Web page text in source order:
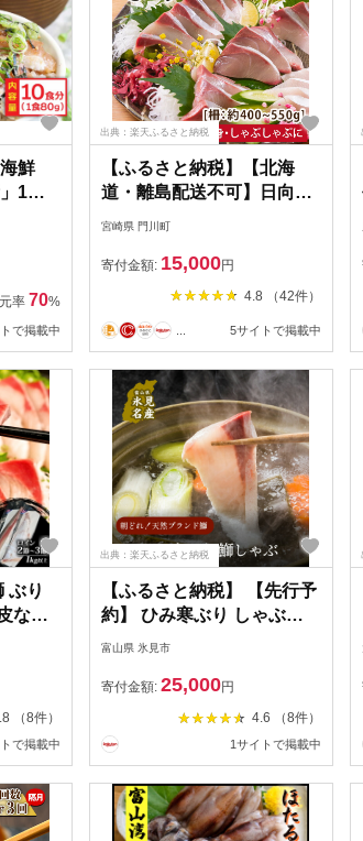
鮮
1食
食べ
出荷
保存
海鮮
率 70%
で掲載中
出典：楽天ふるさと納税
【ふるさと納税】【北海
道・離島配送不可】日向灘
ぶりのお刺身(約400～
鰤 ぶり柵 刺身 しゃぶしゃ
ぶ 冷蔵 宮崎県 門川町【UZ-
宮崎県 門川町
寄付金額: 15,000円
4.8 （42件）
5サイトで掲載中
ぶり
なし
りカ
ロ
刺し
海鮮
（8件）
で掲載中
出典：楽天ふるさと納税
【ふるさと納税】 【先行予
約】 ひみ寒ぶり しゃぶし
ゃぶ用 ※配送地域限定 期
魚介類 寒ぶり ぶり ブリ 鰤
富山県 氷見市
寄付金額:25,000円
4.6 （8件）
1サイトで掲載中